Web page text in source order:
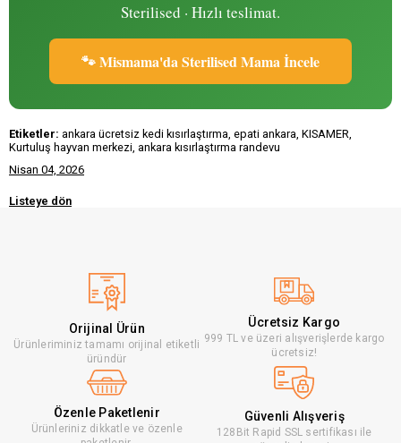
Sterilised · Hızlı teslimat.
🐾 Mismama'da Sterilised Mama İncele
Etiketler: ankara ücretsiz kedi kısırlaştırma, epati ankara, KISAMER,
Kurtuluş hayvan merkezi, ankara kısırlaştırma randevu
Nisan 04, 2026
Listeye dön
Orijinal Ürün
Ürünleriminiz tamamı orijinal etiketli
üründür
Ücretsiz Kargo
999 TL ve üzeri alışverişlerde kargo
ücretsiz!
Özenle Paketlenir
Ürünleriniz dikkatle ve özenle
Güvenli Alışveriş
128Bit Rapid SSL sertifikası ile